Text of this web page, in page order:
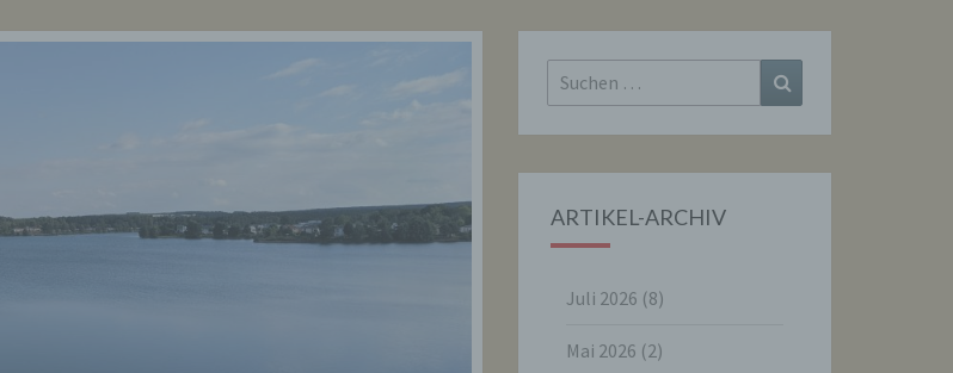
Suchen
nach:
ARTIKEL-ARCHIV
Juli 2026 (8)
Mai 2026 (2)